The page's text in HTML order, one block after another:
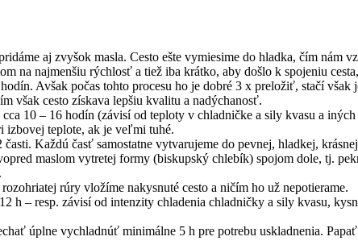
aj zvyšok masla. Cesto ešte vymiesime do hladka, čím nám
na najmenšiu rýchlosť a tiež iba krátko, aby došlo k spojeniu
Avšak počas tohto procesu ho je dobré 3 x preložiť, stačí
však cesto získava lepšiu kvalitu a nadýchanosť.
10 – 16 hodín (závisí od teploty v chladničke a sily kvasu a
izbovej teplote, ak je veľmi tuhé.
Každú časť samostatne vytvarujeme do pevnej, hladkej,
maslom vytretej formy (biskupský chlebík) spojom dole, tj.
rúry vložíme nakysnuté cesto a ničím ho už nepotierame.
– resp. závisí od intenzity chladenia chladničky a sily kvasu,
úplne vychladnúť minimálne 5 h pre potrebu uskladnenia.